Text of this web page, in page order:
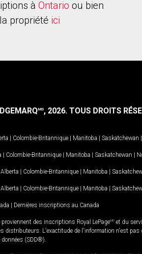
à Ontario ou bien
propriété ici
MD, 2026. TOUS DROITS
| Colombie-Britannique | Manitoba | Saskatchewan |
| Colombie-Britannique | Manitoba | Saskatchewan |
Alberta | Colombie-Britannique | Manitoba |
Alberta | Colombie-Britannique | Manitoba |
| Dernières inscriptions au Canada
des inscriptions Royal LePageMD et du
distributeurs. L'exactitude de l'information n'est
(SDD®).